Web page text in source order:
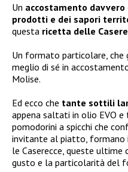
Un accostamento davvero
prodotti e dei sapori
questa ricetta delle
Un formato particolare,
meglio di sé in
Molise.
Ed ecco che tante sottili
appena saltati in olio EVO e
pomodorini a spicchi che
invitante al piatto, formano
le Caserecce, queste
gusto e la particolarità del